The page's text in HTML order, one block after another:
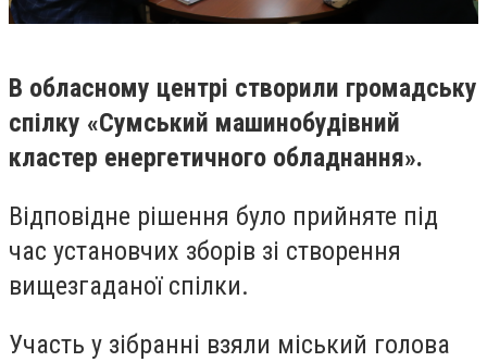
В обласному центрі створили громадську
спілку «Сумський машинобудівний
кластер енергетичного обладнання».
Відповідне рішення було прийняте під
час установчих зборів зі створення
вищезгаданої спілки.
Участь у зібранні взяли міський голова